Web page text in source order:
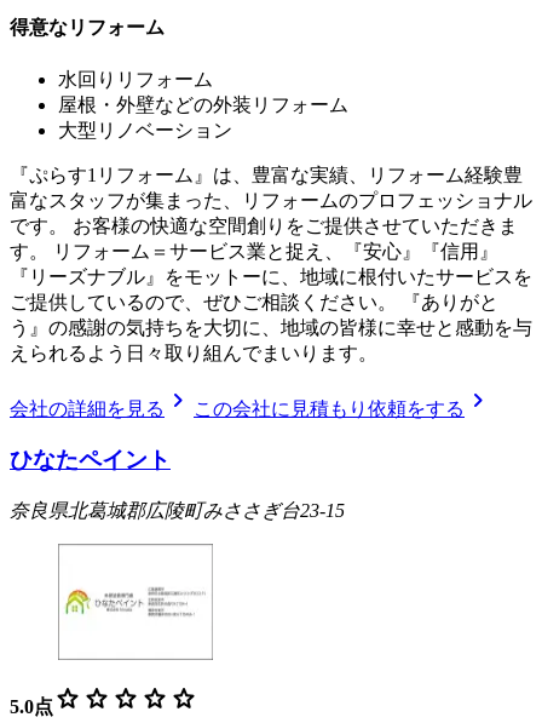
得意なリフォーム
水回りリフォーム
屋根・外壁などの外装リフォーム
大型リノベーション
『ぷらす1リフォーム』は、豊富な実績、リフォーム経験豊
富なスタッフが集まった、リフォームのプロフェッショナル
です。 お客様の快適な空間創りをご提供させていただきま
す。 リフォーム＝サービス業と捉え、『安心』『信用』
『リーズナブル』をモットーに、地域に根付いたサービスを
ご提供しているので、ぜひご相談ください。 『ありがと
う』の感謝の気持ちを大切に、地域の皆様に幸せと感動を与
えられるよう日々取り組んでまいります。
会社の詳細を見る chevron_right この会社に見積もり依頼をする chevron_right
ひなたペイント
奈良県北葛城郡広陵町みささぎ台23-15
5.0点 star star star star star